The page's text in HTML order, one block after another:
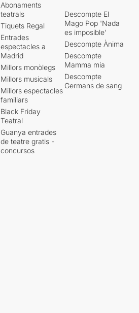
Abonaments
teatrals
Tiquets Regal
Entrades
espectacles a
Madrid
Millors monòlegs
Millors musicals
Millors espectacles
familiars
Black Friday
Teatral
Guanya entrades
de teatre gratis -
concursos
Descompte El
Mago Pop 'Nada
es imposible'
Descompte Ànima
Descompte
Mamma mia
Descompte
Germans de sang